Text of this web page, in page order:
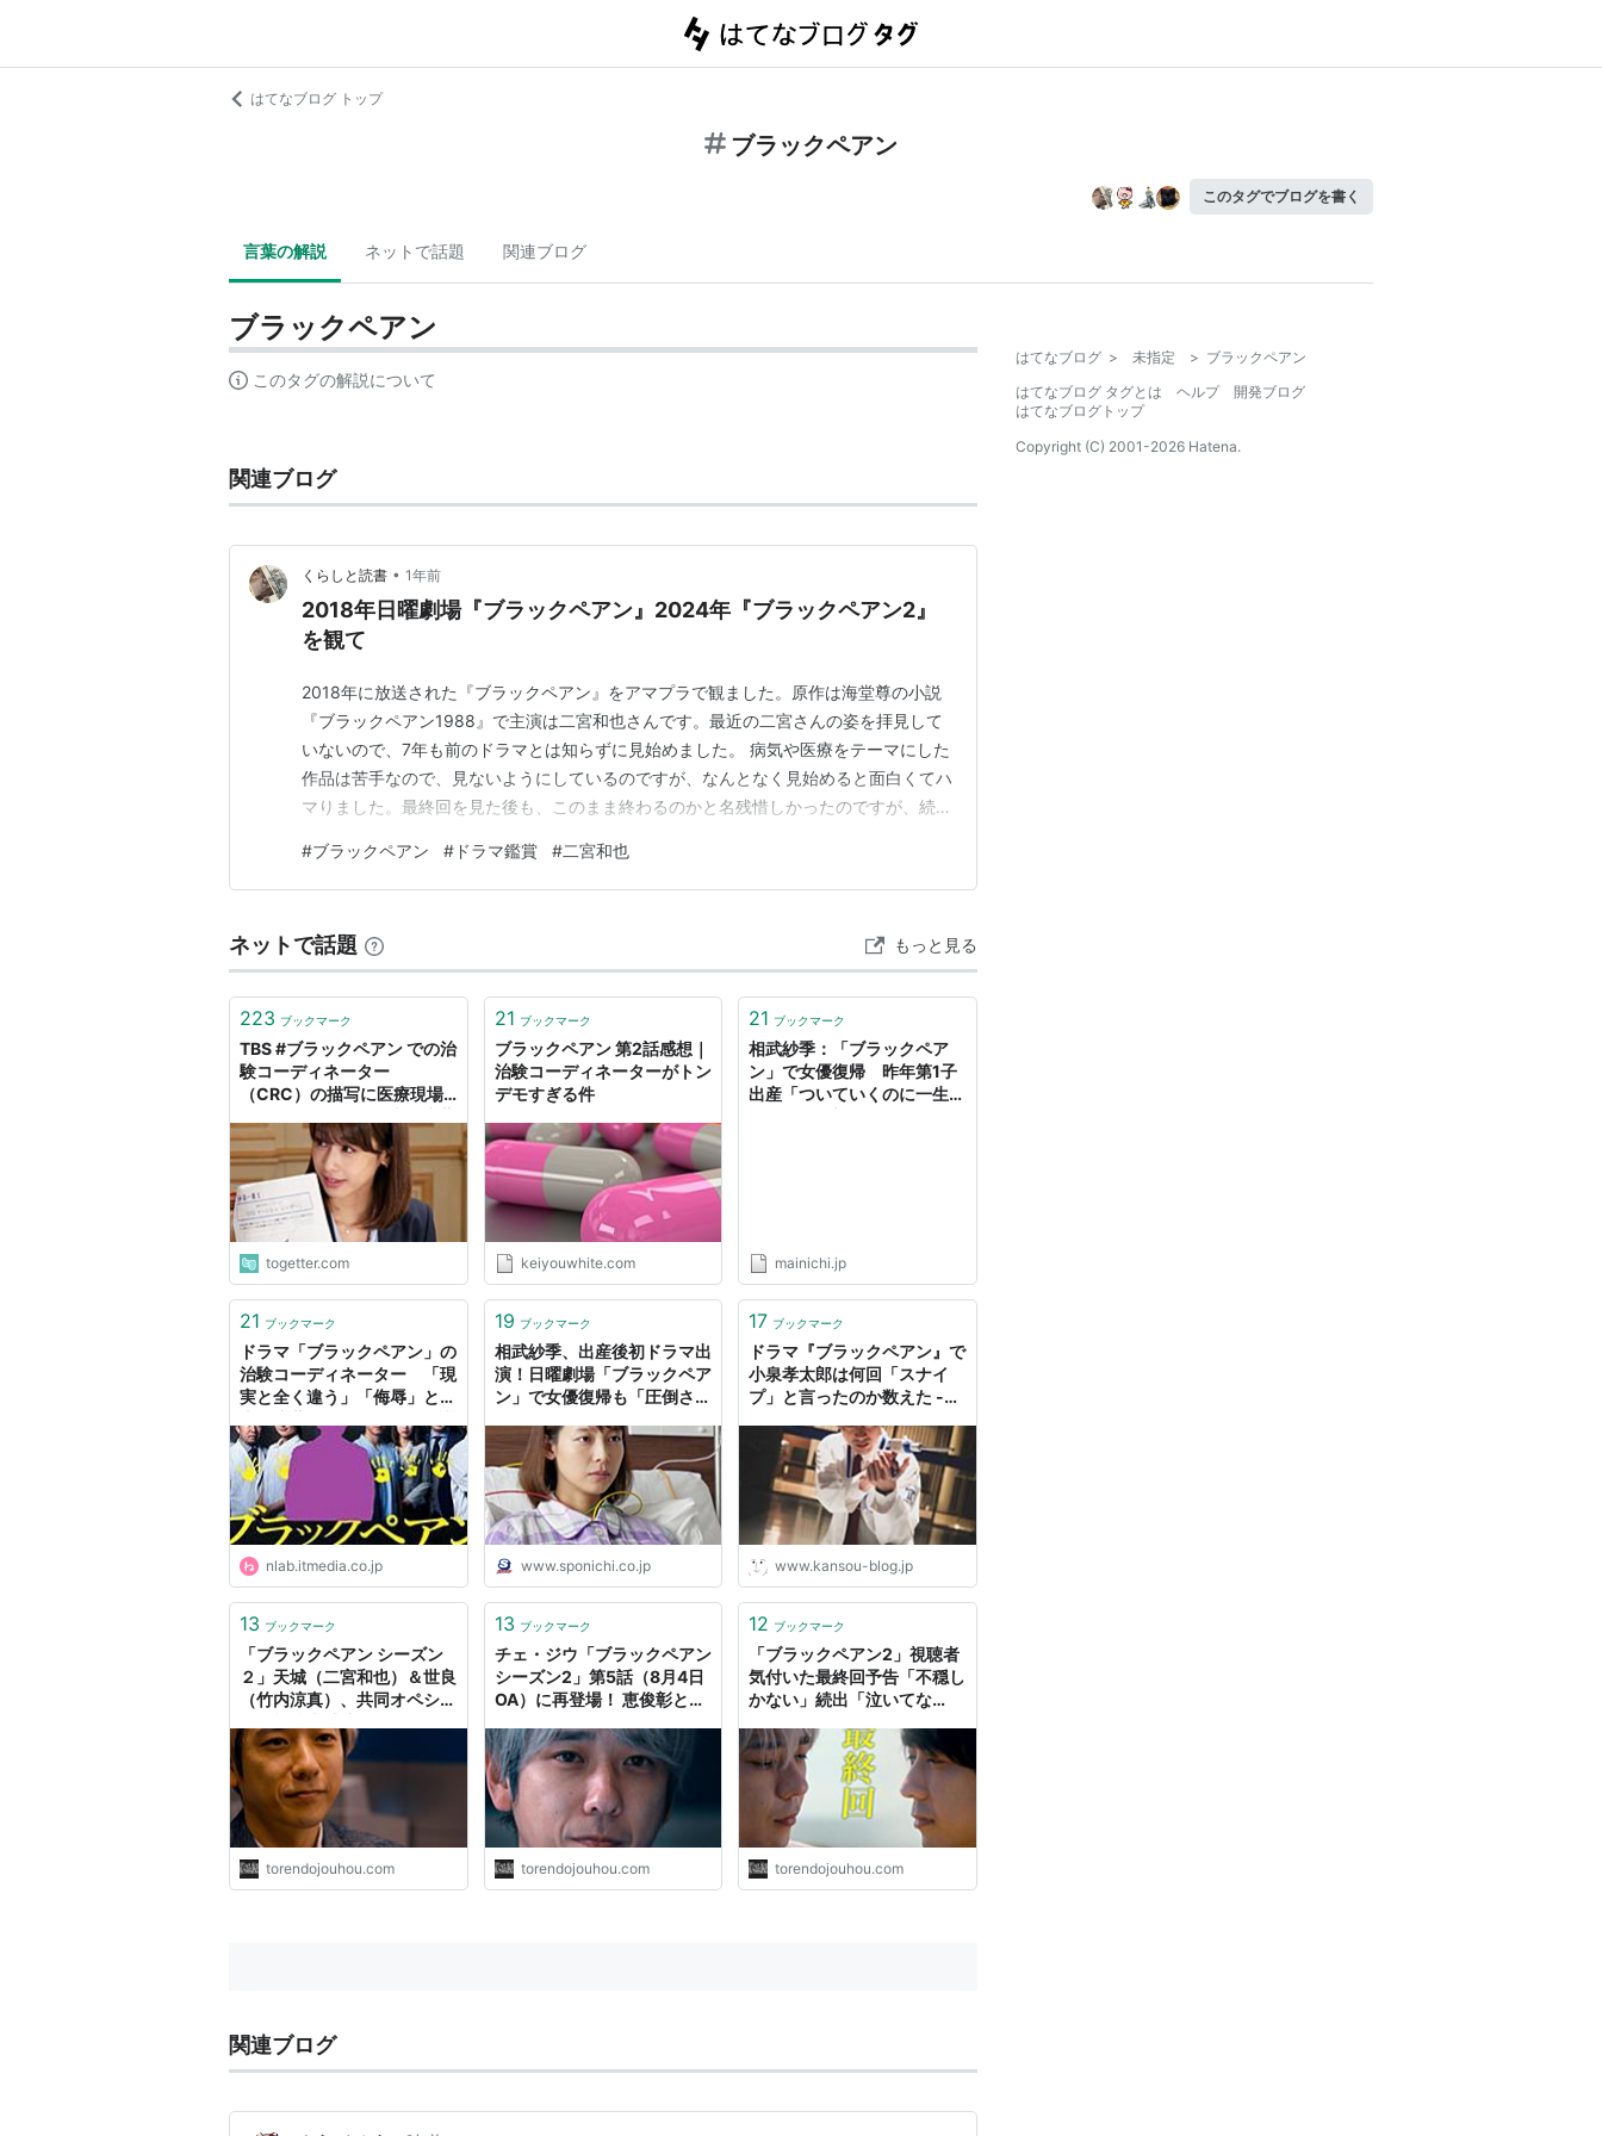
はてなブログ トップ
ブラックペアン
このタグでブログを書く
言葉の解説 ネットで話題 関連ブログ
ブラックペアン
このタグの解説について
関連ブログ
くらしと読書 • 1年前
2018年日曜劇場『ブラックペアン』2024年『ブラックペアン2』
を観て
2018年に放送された『ブラックペアン』をアマプラで観ました。原作は海堂尊の小説
『ブラックペアン1988』で主演は二宮和也さんです。最近の二宮さんの姿を拝見して
いないので、7年も前のドラマとは知らずに見始めました。 病気や医療をテーマにした
作品は苦手なので、見ないようにしているのですが、なんとなく見始めると面白くてハ
マりました。最終回を見た後も、このまま終わるのかと名残惜しかったのですが、続編
た。両方を視聴して何がこんなに私の心をとらえたのか、書いてみたいと思います。
あらすじ 『ブラックペアン』 二宮和也さん演じ…
#ブラックペアン # ドラマ鑑賞 #二宮和也
ネットで話題 もっと見る
223 ブックマーク
TBS #ブラックペアン での治
験コーディネーター
（CRC）の描写に医療現場
理学会が抗議文を送付する事
態に
togetter.com
21 ブックマーク
ブラックペアン 第2話感想｜
治験コーディネーターがトン
デモすぎる件
keiyouwhite.com
21 ブックマーク
相武紗季：「ブラックペア
ン」で女優復帰 昨年第1子
出産「ついていくのに一生懸
mainichi.jp
21 ブックマーク
ドラマ「ブラックペアン」の
治験コーディネーター 「現
実と全く違う」「侮辱」と日
| ねとらぼ
nlab.itmedia.co.jp
19 ブックマーク
相武紗季、出産後初ドラマ出
演！日曜劇場「ブラックペア
ン」で女優復帰も「圧倒され
Annex 芸能
www.sponichi.co.jp
17 ブックマーク
ドラマ『ブラックペアン』で
小泉孝太郎は何回「スナイ
プ」と言ったのか数えた -
www.kansou-blog.jp
13 ブックマーク
「ブラックペアン シーズン
２」天城（二宮和也）＆世良
（竹内涼真）、共同オペシー
シックに… -
torendojouhou.com
13 ブックマーク
チェ・ジウ「ブラックペアン
シーズン2」第5話（8月4日
OA）に再登場！ 恵俊彰とバ
torendojouhou.com
12 ブックマーク
「ブラックペアン2」視聴者
気付いた最終回予告「不穏し
かない」続出「泣いてな
-
torendojouhou.com
関連ブログ
はてなブログ > 未指定 > ブラックペアン
はてなブログ タグとは
ヘルプ
開発ブログ
はてなブログトップ
Copyright (C) 2001-2026 Hatena.